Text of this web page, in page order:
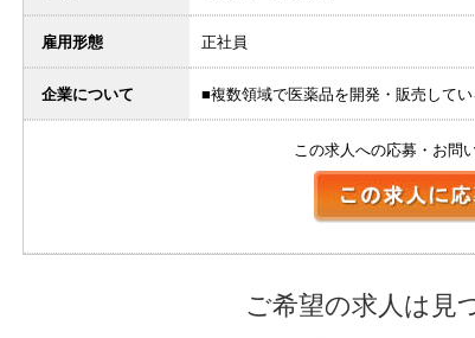
雇用形態 正社員
企業について ■複数領域で医薬品を開発・販売してい
この求人への応募・お問
ご希望の求人は見